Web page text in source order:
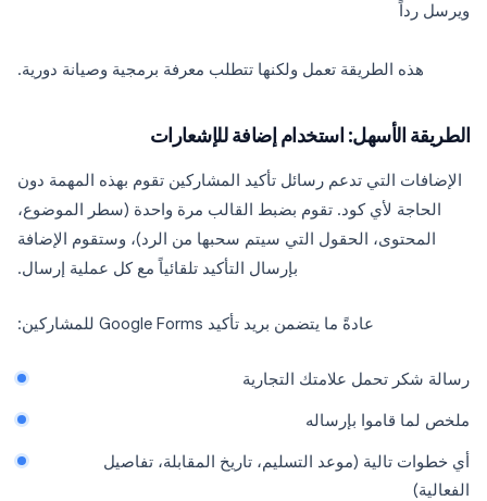
ويرسل رداً
هذه الطريقة تعمل ولكنها تتطلب معرفة برمجية وصيانة دورية.
الطريقة الأسهل: استخدام إضافة للإشعارات
الإضافات التي تدعم رسائل تأكيد المشاركين تقوم بهذه المهمة دون
الحاجة لأي كود. تقوم بضبط القالب مرة واحدة (سطر الموضوع،
المحتوى، الحقول التي سيتم سحبها من الرد)، وستقوم الإضافة
بإرسال التأكيد تلقائياً مع كل عملية إرسال.
عادةً ما يتضمن بريد تأكيد Google Forms للمشاركين:
رسالة شكر تحمل علامتك التجارية
ملخص لما قاموا بإرساله
أي خطوات تالية (موعد التسليم، تاريخ المقابلة، تفاصيل
الفعالية)